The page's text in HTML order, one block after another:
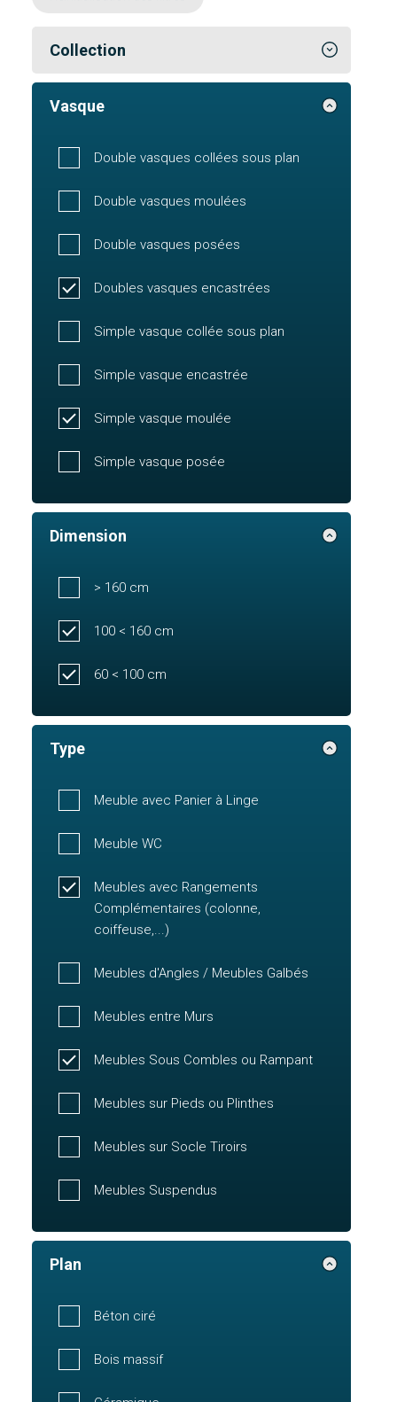
Collection
Vasque
Double vasques collées sous plan
Double vasques moulées
Double vasques posées
Doubles vasques encastrées
Simple vasque collée sous plan
Simple vasque encastrée
Simple vasque moulée
Simple vasque posée
Dimension
> 160 cm
100 < 160 cm
60 < 100 cm
Type
Meuble avec Panier à Linge
Meuble WC
Meubles avec Rangements
Complémentaires (colonne,
coiffeuse,...)
Meubles d'Angles / Meubles Galbés
Meubles entre Murs
Meubles Sous Combles ou Rampant
Meubles sur Pieds ou Plinthes
Meubles sur Socle Tiroirs
Meubles Suspendus
Plan
Béton ciré
Bois massif